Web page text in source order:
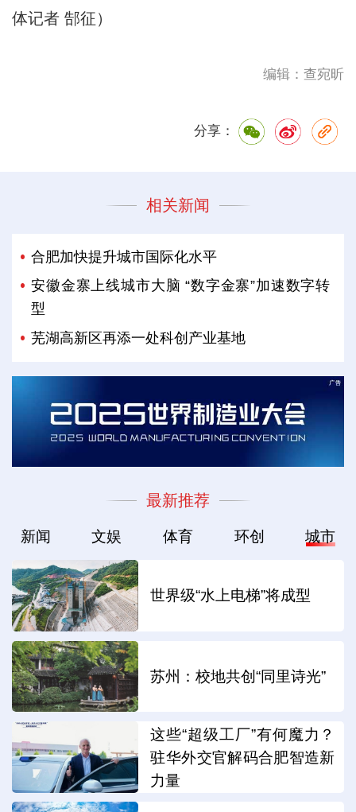
体记者 郜征）
编辑：查宛昕
分享：
相关新闻
合肥加快提升城市国际化水平
安徽金寨上线城市大脑 “数字金寨”加速数字转
型
芜湖高新区再添一处科创产业基地
最新推荐
新闻 文娱 体育 环创 城市
世界级“水上电梯”将成型
苏州：校地共创“同里诗光”
这些“超级工厂”有何魔力？
驻华外交官解码合肥智造新
力量